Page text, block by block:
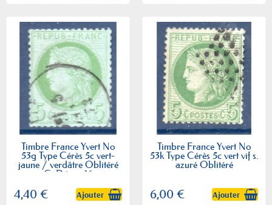
Timbre France Yvert No
53g Type Cérès 5c vert-
jaune / verdâtre Oblitéré
CaD type 16
4,40 € Ajouter
Timbre France Yvert No
53k Type Cérès 5c vert vif s.
azuré Oblitéré
6,00 € Ajouter